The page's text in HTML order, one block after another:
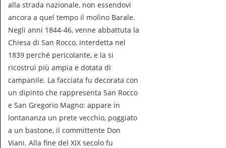
alla strada nazionale, non essendovi
ancora a quel tempo il molino Barale.
Negli anni 1844-46, venne abbattuta la
Chiesa di San Rocco, interdetta nel
1839 perché pericolante, e la si
ricostruì più ampia e dotata di
campanile. La facciata fu decorata con
un dipinto che rappresenta San Rocco
e San Gregorio Magno: appare in
lontananza un prete vecchio, poggiato
a un bastone, il committente Don
Viani. Alla fine del XIX secolo fu